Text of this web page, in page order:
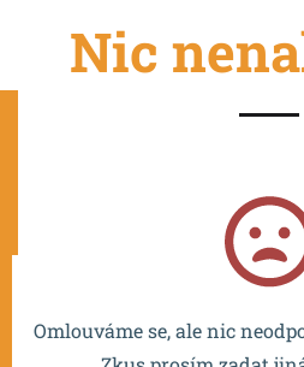
Nic
Omlouváme se, ale nic